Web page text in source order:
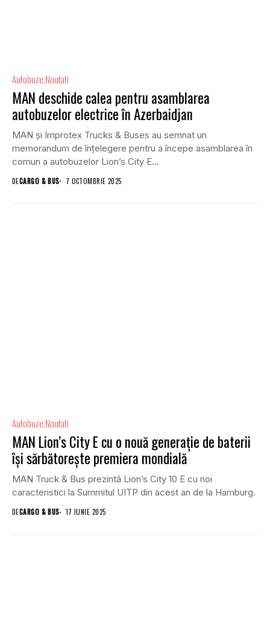
Autobuze Noutati
MAN deschide calea pentru asamblarea
autobuzelor electrice în Azerbaidjan
MAN și Improtex Trucks & Buses au semnat un
memorandum de înțelegere pentru a începe asamblarea în
comun a autobuzelor Lion’s City E...
DECARGO & BUS 7 OCTOMBRIE 2025
Autobuze Noutati
MAN Lion’s City E cu o nouă generație de baterii
își sărbătorește premiera mondială
MAN Truck & Bus prezintă Lion’s City 10 E cu noi
caracteristici la Summitul UITP din acest an de la Hamburg.
DECARGO & BUS 17 IUNIE 2025